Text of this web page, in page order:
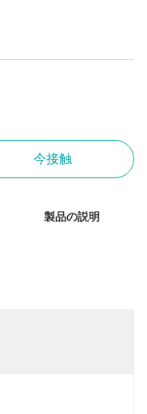
今接触
製品の説明